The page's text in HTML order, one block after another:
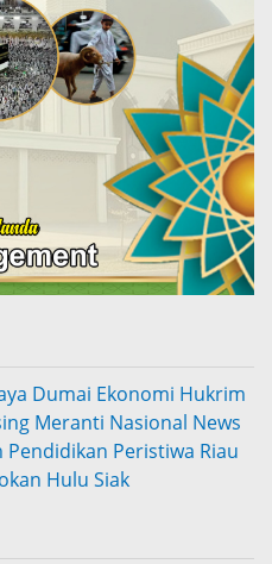
Dumai Ekonomi Hukrim
Meranti Nasional News
Pendidikan Peristiwa Riau
Hulu Siak